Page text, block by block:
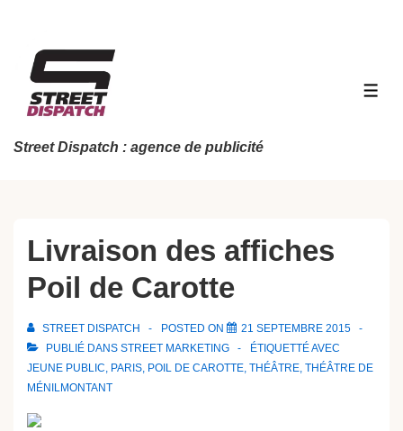
contenu
principal
Street Dispatch : agence de publicité
Livraison des affiches
Poil de Carotte
STREET DISPATCH POSTED ON
21 SEPTEMBRE 2015
PUBLIÉ DANS STREET MARKETING
ÉTIQUETTÉ AVEC
JEUNE PUBLIC, PARIS, POIL DE CAROTTE, THÉÂTRE, THÉÂTRE DE
MÉNILMONTANT